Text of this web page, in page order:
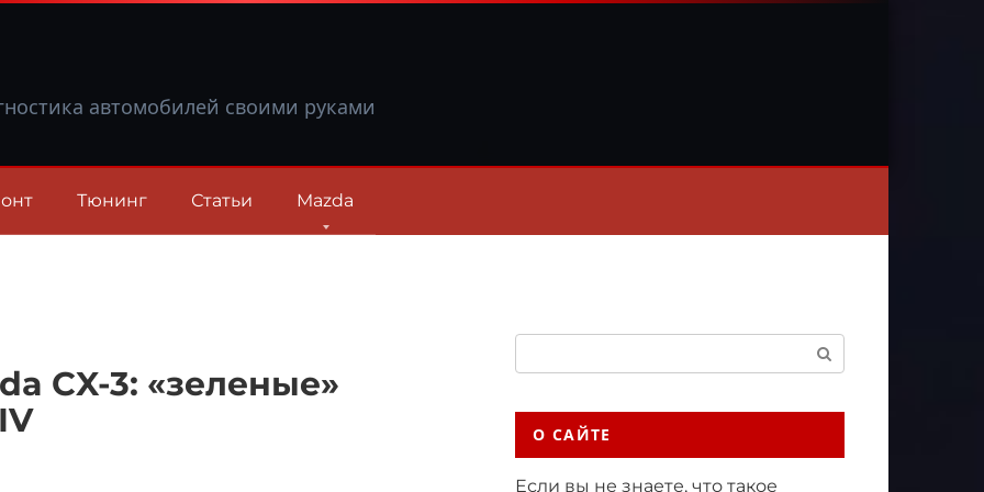
автомобилей своими руками
Тюнинг Статьи Mazda
CX-3: «зеленые»
О САЙТЕ
Если вы не знаете, что такое